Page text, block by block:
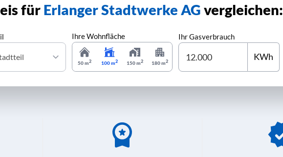
für Erlanger Stadtwerke AG vergleichen:
Ihre Wohnfläche
50 m2 100 m2 150 m2 180 m2
Ihr Gasverbrauch
KWh